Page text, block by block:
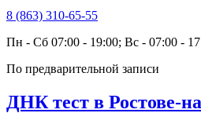
8 (863) 310-65-55
Пн - Сб 07:00 - 19:00; Вс - 07:00 -
По предварительной записи
ДНК тест в Ростове-